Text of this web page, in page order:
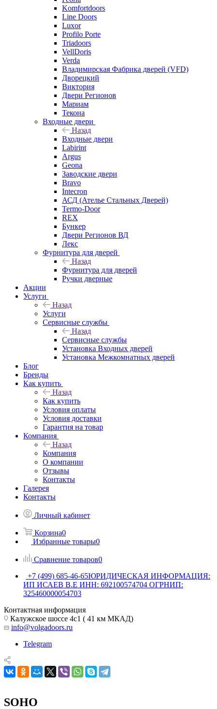
Komfortdoors
Line Doors
Luxor
Profilo Porte
Triadoors
VellDoris
Verda
Владимирская Фабрика дверей (VFD)
Дворецкий
Виктория
Двери Регионов
Мариам
Текона
Входные двери
Назад
Входные двери
Labirint
Argus
Geona
Заводские двери
Bravo
Intecron
АСД (Ателье Стальных Дверей)
Termo-Door
REX
Бункер
Двери Регионов ВД
Лекс
Фурнитура для дверей
Назад
Фурнитура для дверей
Ручки дверные
Акции
Услуги
Назад
Услуги
Сервисные службы
Назад
Сервисные службы
Установка Входных дверей
Установка Межкомнатных дверей
Блог
Бренды
Как купить
Назад
Как купить
Условия оплаты
Условия доставки
Гарантия на товар
Компания
Назад
Компания
О компании
Отзывы
Контакты
Галерея
Контакты
Личный кабинет
Корзина0
Избранные товары0
Сравнение товаров0
+7 (499) 685-46-65ЮРИДИЧЕСКАЯ ИНФОРМАЦИЯ:
ИП ИСАЕВ В.Е ИНН: 692100574704 ОГРНИП:
325460000054703
Контактная информация
Калужское шоссе 4с1 ( 41 км МКАД)
info@volgadoors.ru
Telegram
SOHO